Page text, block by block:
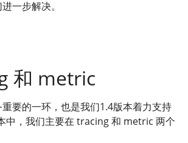
一步解决。
和 metric
要的一环，也是我们1.4版本着力支持
中，我们主要在 tracing 和 metric 两个